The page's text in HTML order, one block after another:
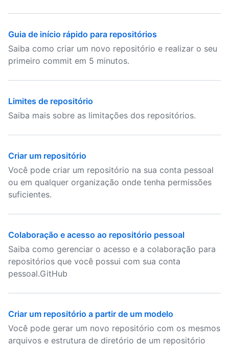
Guia de início rápido para repositórios
Saiba como criar um novo repositório e realizar o seu
primeiro commit em 5 minutos.
Limites de repositório
Saiba mais sobre as limitações dos repositórios.
Criar um repositório
Você pode criar um repositório na sua conta pessoal
ou em qualquer organização onde tenha permissões
suficientes.
Colaboração e acesso ao repositório pessoal
Saiba como gerenciar o acesso e a colaboração para
repositórios que você possui com sua conta
pessoal.GitHub
Criar um repositório a partir de um modelo
Você pode gerar um novo repositório com os mesmos
arquivos e estrutura de diretório de um repositório